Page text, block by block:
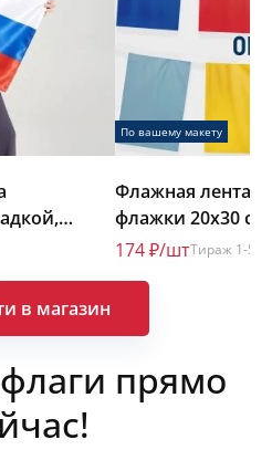
см.
По вашему макету
Флажная лента,
флажки 20х30
шт. на метр
174 ₽/штТираж 1-5
в магазин
прямо